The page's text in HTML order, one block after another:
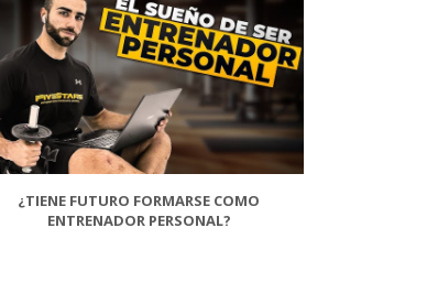
¿TIENE FUTURO FORMARSE COMO
ENTRENADOR PERSONAL?